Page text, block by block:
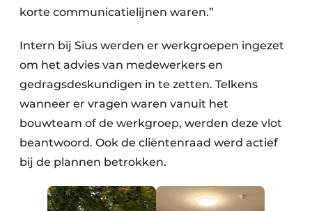
korte communicatielijnen waren.”
Intern bij Sius werden er werkgroepen ingezet
om het advies van medewerkers en
gedragsdeskundigen in te zetten. Telkens
wanneer er vragen waren vanuit het
bouwteam of de werkgroep, werden deze vlot
beantwoord. Ook de cliëntenraad werd actief
bij de plannen betrokken.